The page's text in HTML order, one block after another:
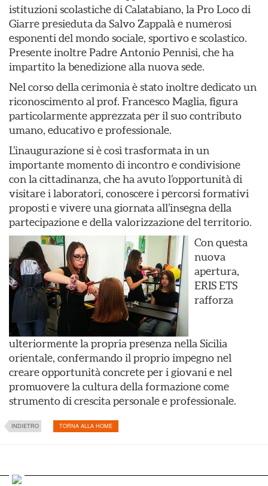
istituzioni scolastiche di Calatabiano, la Pro Loco di
Giarre presieduta da Salvo Zappalà e numerosi
esponenti del mondo sociale, sportivo e scolastico.
Presente inoltre Padre Antonio Pennisi, che ha
impartito la benedizione alla nuova sede.
Nel corso della cerimonia è stato inoltre dedicato un
riconoscimento al prof. Francesco Maglia, figura
particolarmente apprezzata per il suo contributo
umano, educativo e professionale.
L’inaugurazione si è così trasformata in un
importante momento di incontro e condivisione
con la cittadinanza, che ha avuto l’opportunità di
visitare i laboratori, conoscere i percorsi formativi
proposti e vivere una giornata all’insegna della
partecipazione e della valorizzazione del territorio.
Con questa
nuova
apertura,
ERIS ETS
rafforza
ulteriormente la propria presenza nella Sicilia
orientale, confermando il proprio impegno nel
creare opportunità concrete per i giovani e nel
promuovere la cultura della formazione come
strumento di crescita personale e professionale.
INDIETRO TORNA ALLA HOME